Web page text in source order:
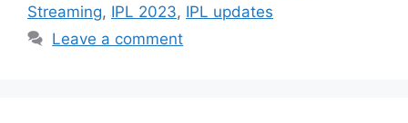
Streaming, IPL 2023, IPL updates
Leave a comment